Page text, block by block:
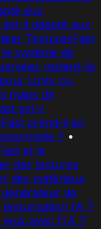
aux
est-il adapté aux
TexturesFast
système de
restent-ils
Unity ou
maps de
est-il
prend-il en
? •
et le
des textures
des matériaux
de
IA ?
jeux avec l'IA ?